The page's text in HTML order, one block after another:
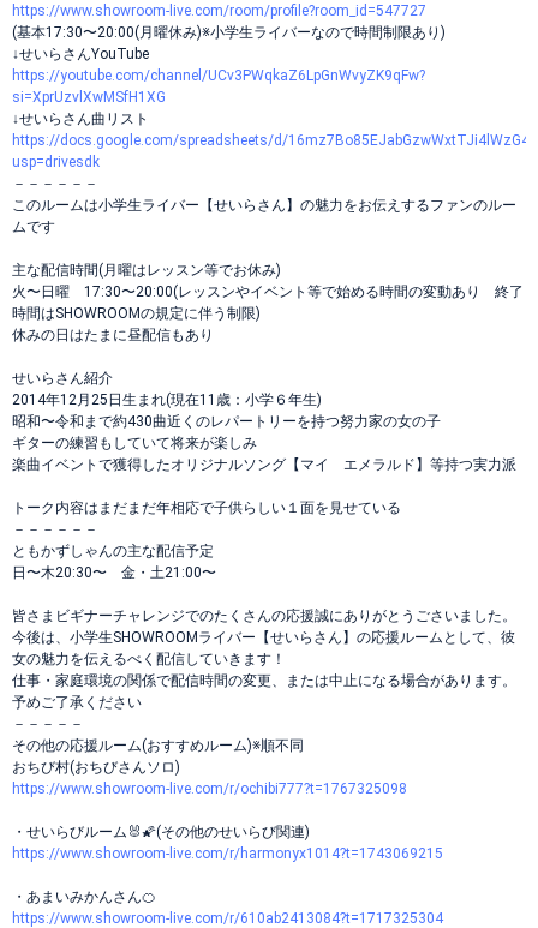
https://www.showroom-live.com/room/profile?room_id=547727
(基本17:30〜20:00(月曜休み)※小学生ライバーなので時間制限あり)
↓せいらさんYouTube
https://youtube.com/channel/UCv3PWqkaZ6LpGnWvyZK9qFw?
si=XprUzvlXwMSfH1XG
↓せいらさん曲リスト
https://docs.google.com/spreadsheets/d/
usp=drivesdk
－－－－－－
このルームは小学生ライバー【せいらさん】の魅力をお伝えするファンのルー
ムです
主な配信時間(月曜はレッスン等でお休み)
火〜日曜 17:30〜20:00(レッスンやイベント等で始める時間の変動あり 終了
時間はSHOWROOMの規定に伴う制限)
休みの日はたまに昼配信もあり
せいらさん紹介
2014年12月25日生まれ(現在11歳：小学６年生)
昭和〜令和まで約430曲近くのレパートリーを持つ努力家の女の子
ギターの練習もしていて将来が楽しみ
楽曲イベントで獲得したオリジナルソング【マイ エメラルド】等持つ実力派
トーク内容はまだまだ年相応で子供らしい１面を見せている
－－－－－－
ともかずしゃんの主な配信予定
日〜木20:30〜 金・土21:00〜
皆さまビギナーチャレンジでのたくさんの応援誠にありがとうごさいました。
今後は、小学生SHOWROOMライバー【せいらさん】の応援ルームとして、彼
女の魅力を伝えるべく配信していきます！
仕事・家庭環境の関係で配信時間の変更、または中止になる場合があります。
予めご了承ください
－－－－－
その他の応援ルーム(おすすめルーム)※順不同
おちび村(おちびさんソロ)
https://www.showroom-live.com/r/ochibi777?t=1767325098
・せいらびルーム🐰🌠(その他のせいらび関連)
https://www.showroom-live.com/r/harmonyx1014?t=1743069215
・あまいみかんさん🍊
https://www.showroom-live.com/r/610ab2413084?t=1717325304